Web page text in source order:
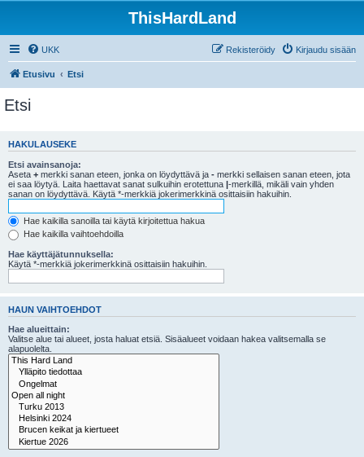
ThisHardLand
UKK Kirjaudu sisään
Rekisteröidy
Etusivu Etsi
Etsi
HAKULAUSEKE
Etsi avainsanoja:
Aseta + merkki sanan eteen, jonka on löydyttävä ja - merkki sellaisen sanan eteen, jota
ei saa löytyä. Laita haettavat sanat sulkuihin erotettuna |-merkillä, mikäli vain yhden
sanan on löydyttävä. Käytä *-merkkiä jokerimerkkinä osittaisiin hakuihin.
Hae kaikilla sanoilla tai käytä kirjoitettua hakua
Hae kaikilla vaihtoehdoilla
Hae käyttäjätunnuksella:
Käytä *-merkkiä jokerimerkkinä osittaisiin hakuihin.
HAUN VAIHTOEHDOT
Hae alueittain:
Valitse alue tai alueet, josta haluat etsiä. Sisäalueet voidaan hakea valitsemalla se
alapuolelta.